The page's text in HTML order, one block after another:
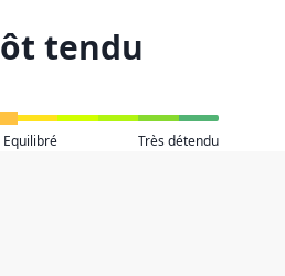
tendu
Equilibré Très détendu